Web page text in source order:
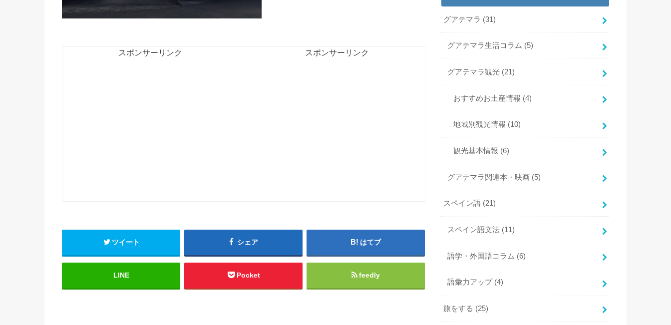
スポンサーリンク スポンサーリンク
ツイート シェア はてブ
LINE Pocket feedly
グアテマラ (31)
グアテマラ生活コラム (5)
グアテマラ観光 (21)
おすすめお土産情報 (4)
地域別観光情報 (10)
観光基本情報 (6)
グアテマラ関連本・映画 (5)
スペイン語 (21)
スペイン語文法 (11)
語学・外国語コラム (6)
語彙力アップ (4)
旅をする (25)